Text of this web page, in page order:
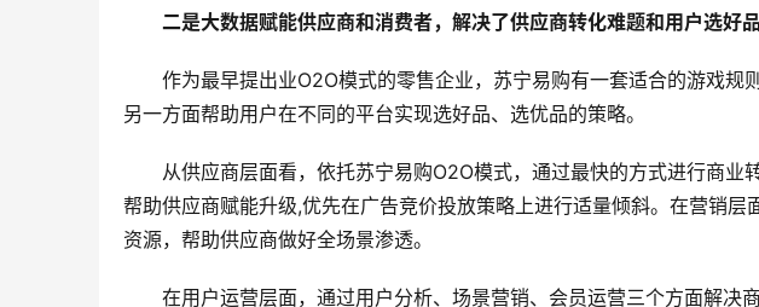
二是大数据赋能供应商和消费者，解决了供应商转化难题和用户选好
作为最早提出业O2O模式的零售企业，苏宁易购有一套适合的游戏规
另一方面帮助用户在不同的平台实现选好品、选优品的策略。
从供应商层面看，依托苏宁易购O2O模式，通过最快的方式进行商业
帮助供应商赋能升级,优先在广告竞价投放策略上进行适量倾斜。在营销
资源，帮助供应商做好全场景渗透。
在用户运营层面，通过用户分析、场景营销、会员运营三个方面解决